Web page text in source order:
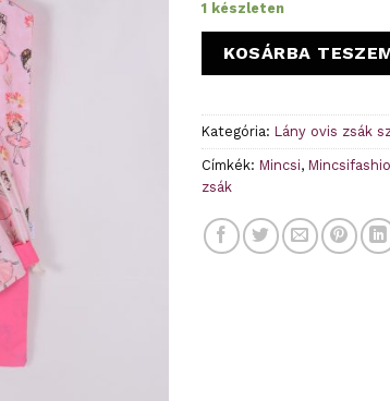
1 készleten
KOSÁRBA
Kategória: Lány ovis zsák
Címkék: Mincsi,
zsák